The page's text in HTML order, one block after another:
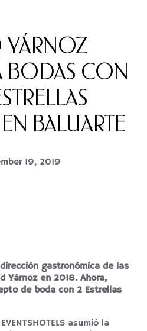
YÁRNOZ
BODAS CON
BALUARTE
19, 2019
dirección gastronómica de las
Yárnoz en 2018. Ahora,
de boda con 2 Estrellas
asumió la